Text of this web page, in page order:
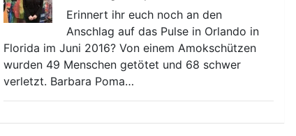
Erinnert ihr euch noch an den
Anschlag auf das Pulse in Orlando in
Florida im Juni 2016? Von einem Amokschützen
wurden 49 Menschen getötet und 68 schwer
verletzt. Barbara Poma…